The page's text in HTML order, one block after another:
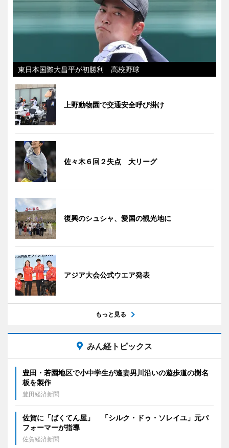
東日本国際大昌平が初勝利 高校野球
上野動物園で交通安全呼び掛け
佐々木６回２失点 大リーグ
復興のシュシャ、愛国の観光地に
アジア大会公式ウエア発表
もっと見る
みん経トピックス
豊田・若園地区で小中学生が逢妻男川沿いの遊歩道の樹名
板を製作
豊田経済新聞
佐賀に「ばくてん屋」 「シルク・ドゥ・ソレイユ」元パ
フォーマーが指導
佐賀経済新聞